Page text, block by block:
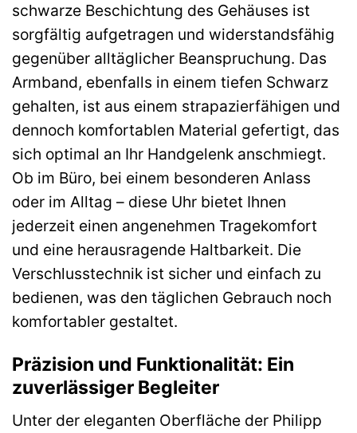
schwarze Beschichtung des Gehäuses ist
sorgfältig aufgetragen und widerstandsfähig
gegenüber alltäglicher Beanspruchung. Das
Armband, ebenfalls in einem tiefen Schwarz
gehalten, ist aus einem strapazierfähigen und
dennoch komfortablen Material gefertigt, das
sich optimal an Ihr Handgelenk anschmiegt.
Ob im Büro, bei einem besonderen Anlass
oder im Alltag – diese Uhr bietet Ihnen
jederzeit einen angenehmen Tragekomfort
und eine herausragende Haltbarkeit. Die
Verschlusstechnik ist sicher und einfach zu
bedienen, was den täglichen Gebrauch noch
komfortabler gestaltet.
Präzision und Funktionalität: Ein
zuverlässiger Begleiter
Unter der eleganten Oberfläche der Philipp